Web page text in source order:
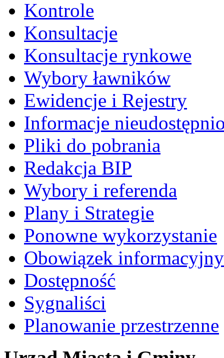
Kontrole
Konsultacje
Konsultacje rynkowe
Wybory ławników
Ewidencje i Rejestry
Informacje
Pliki do pobrania
Redakcja BIP
Wybory i referenda
Plany i Strategie
Ponowne wykorzystanie
Obowiązek informacyjny
Dostępność
Sygnaliści
Planowanie przestrzenne